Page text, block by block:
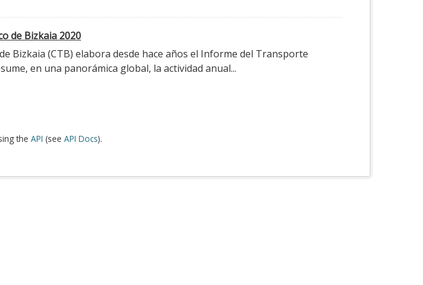
de Bizkaia 2020
Bizkaia (CTB) elabora desde hace años el Informe del Transporte
en una panorámica global, la actividad anual...
the API (see API Docs).